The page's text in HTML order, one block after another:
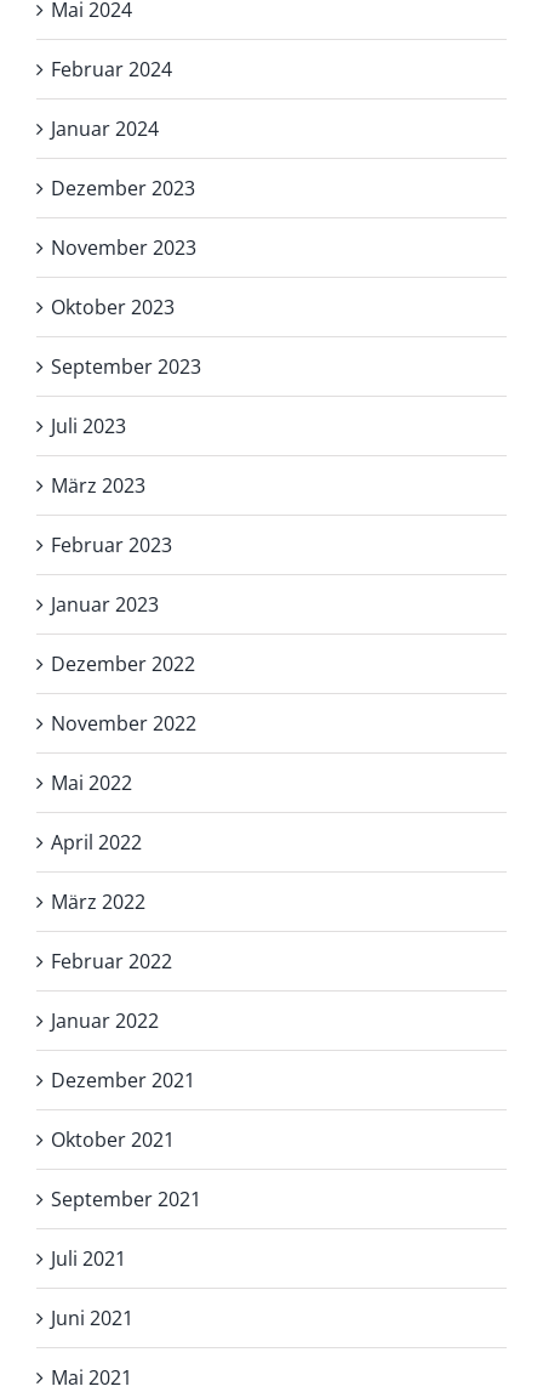
Mai 2024
Februar 2024
Januar 2024
Dezember 2023
November 2023
Oktober 2023
September 2023
Juli 2023
März 2023
Februar 2023
Januar 2023
Dezember 2022
November 2022
Mai 2022
April 2022
März 2022
Februar 2022
Januar 2022
Dezember 2021
Oktober 2021
September 2021
Juli 2021
Juni 2021
Mai 2021